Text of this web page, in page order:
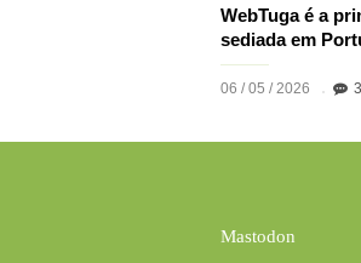
WebTuga é a
sediada em
06 / 05 / 2026 3
Mastodon